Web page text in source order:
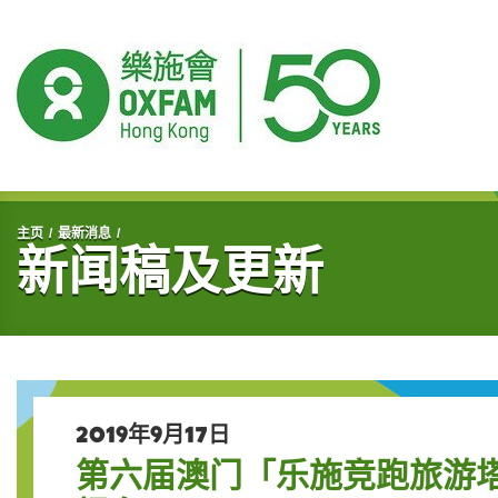
开始主要内容
主页 最新消息
新闻稿及更新
2019年9月17日
第六届澳门「乐施竞跑旅